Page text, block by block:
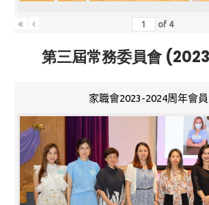
« ‹ of 4
第三屆常務委員會
家職會2023-2024周年會